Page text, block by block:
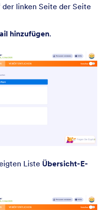
linken Seite der Seite
hinzufügen.
Liste Übersicht-E-